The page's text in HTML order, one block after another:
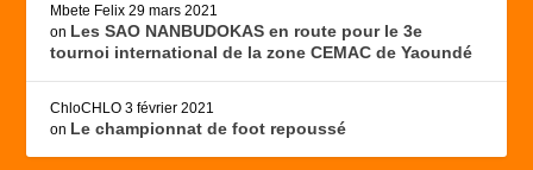
Mbete Felix 29 mars 2021
on Les SAO NANBUDOKAS en route pour le 3e
tournoi international de la zone CEMAC de Yaoundé
ChloCHLO 3 février 2021
on Le championnat de foot repoussé